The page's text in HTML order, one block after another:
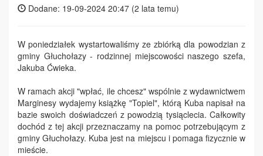
Dodane: 19-09-2024 20:47 (2 lata temu)
W poniedziałek wystartowaliśmy ze zbiórką dla powodzian z
gminy Głuchołazy - rodzinnej miejscowości naszego szefa,
Jakuba Ćwieka.
W ramach akcji "wpłać, ile chcesz" wspólnie z wydawnictwem
Marginesy wydajemy książkę "Topiel", którą Kuba napisał na
bazie swoich doświadczeń z powodzią tysiąclecia. Całkowity
dochód z tej akcji przeznaczamy na pomoc potrzebującym z
gminy Głuchołazy. Kuba jest na miejscu i pomaga fizycznie w
mieście.